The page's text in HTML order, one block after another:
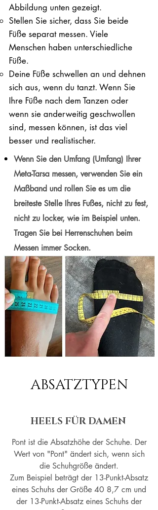
Abbildung unten gezeigt.
Stellen Sie sicher, dass Sie beide
Füße separat messen. Viele
Menschen haben unterschiedliche
Füße.
Deine Füße schwellen an und dehnen
sich aus, wenn du tanzt. Wenn Sie
Ihre Füße nach dem Tanzen oder
wenn sie anderweitig geschwollen
sind, messen können, ist das viel
besser und realistischer.
Wenn Sie den Umfang (Umfang) Ihrer
Meta-Tarsa messen, verwenden Sie ein
Maßband und rollen Sie es um die
breiteste Stelle Ihres Fußes, nicht zu fest,
nicht zu locker, wie im Beispiel unten.
Tragen Sie bei Herrenschuhen beim
Messen immer Socken.
ABSATZTYPEN
HEELS FÜR DAMEN
Pont ist die Absatzhöhe der Schuhe. Der
Wert von "Pont" ändert sich, wenn sich
die Schuhgröße ändert.
Zum Beispiel beträgt der 13-Punkt-Absatz
eines Schuhs der Größe 40 8,7 cm und
der 13-Punkt-Absatz eines Schuhs der